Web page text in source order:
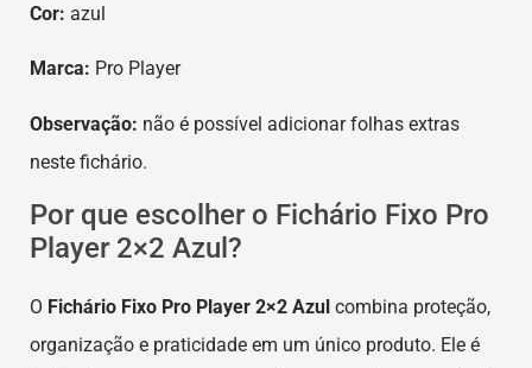
Cor: azul
Marca: Pro Player
Observação: não é possível adicionar folhas extras
neste fichário.
Por que escolher o Fichário Fixo Pro
Player 2×2 Azul?
O Fichário Fixo Pro Player 2×2 Azul combina proteção,
organização e praticidade em um único produto. Ele é